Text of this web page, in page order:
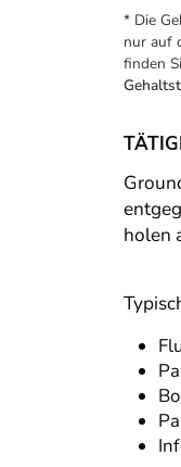
* Die
nur auf
finden
holen